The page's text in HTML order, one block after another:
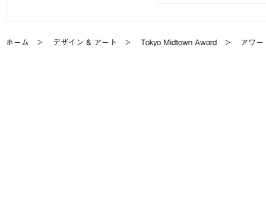
ホーム デザイン & アート Tokyo Midtown Award アワー